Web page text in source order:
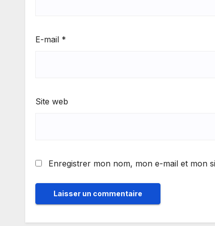
E-mail *
Site web
Enregistrer mon nom, mon e-mail et mon